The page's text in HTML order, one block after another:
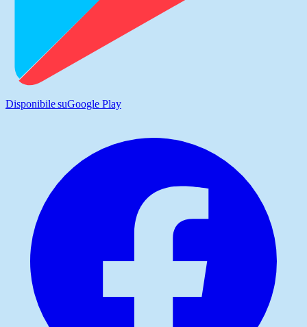
Disponibile suGoogle Play